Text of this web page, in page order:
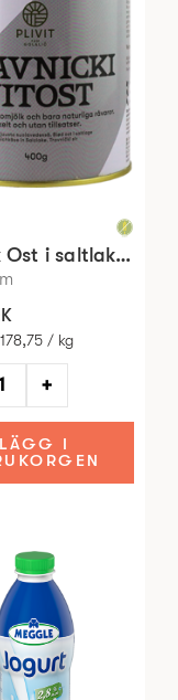
Travnik Ost i saltlake 55%
178,75 / kg
+
LÄGG I